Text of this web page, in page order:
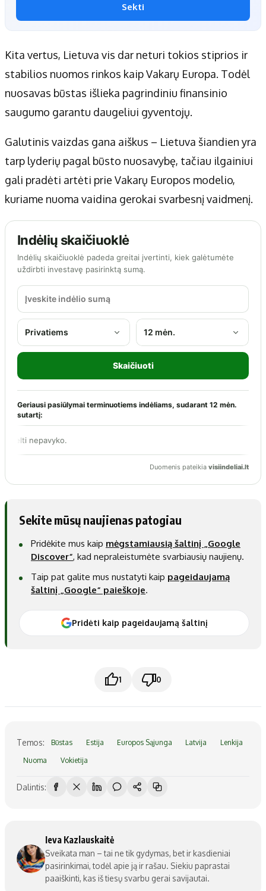
Sekti
Kita vertus, Lietuva vis dar neturi tokios stiprios ir
stabilios nuomos rinkos kaip Vakarų Europa. Todėl
nuosavas būstas išlieka pagrindiniu finansinio
saugumo garantu daugeliui gyventojų.
Galutinis vaizdas gana aiškus – Lietuva šiandien yra
tarp lyderių pagal būsto nuosavybę, tačiau ilgainiui
gali pradėti artėti prie Vakarų Europos modelio,
kuriame nuoma vaidina gerokai svarbesnį vaidmenį.
Sekite mūsų naujienas patogiau
Pridėkite mus kaip mėgstamiausią šaltinį „Google
Discover“, kad nepraleistumėte svarbiausių naujienų.
Taip pat galite mus nustatyti kaip pageidaujamą
šaltinį „Google“ paieškoje.
Pridėti kaip pageidaujamą šaltinį
1 0
Temos: Būstas Estija Europos Sąjunga Latvija Lenkija
Nuoma Vokietija
Dalintis:
Ieva Kazlauskaitė
Sveikata man – tai ne tik gydymas, bet ir kasdieniai
pasirinkimai, todėl apie ją ir rašau. Siekiu paprastai
paaiškinti, kas iš tiesų svarbu gerai savijautai.